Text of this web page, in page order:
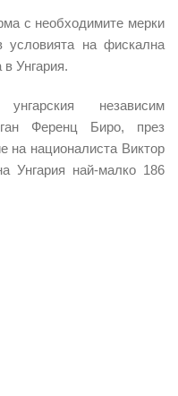
с необходимите мерки
условията на фискална
Унгария.
независим
Ференц Биро, през
на националиста Виктор
Унгария най-малко 186